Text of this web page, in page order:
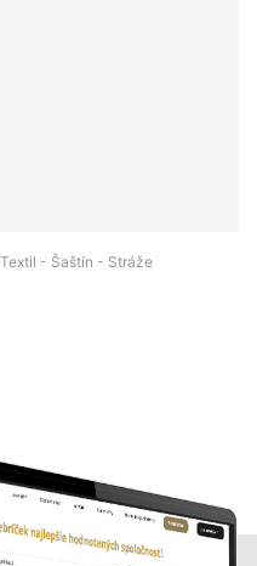
- Šaštín - Stráže